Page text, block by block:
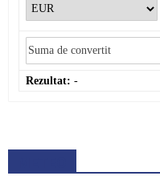
Rezultat: -